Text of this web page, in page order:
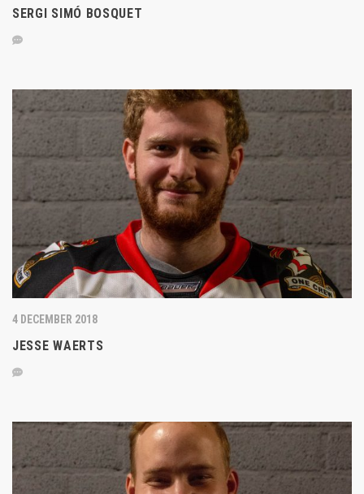
SERGI SIMÓ BOSQUET
4 DECEMBER 2018
JESSE WAERTS